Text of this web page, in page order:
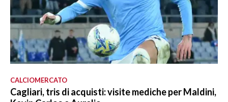
CALCIOMERCATO
Cagliari, tris di acquisti: visite mediche per Maldini,